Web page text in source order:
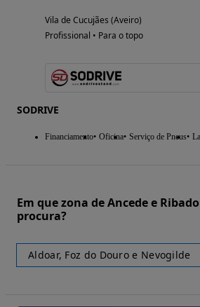
Vila de Cucujães (Aveiro)
Profissional • Para o topo
SODRIVE
Financiamento Oficina Serviço de Pneus
Em que zona de Ancede e
procura?
Aldoar, Foz do Douro e Nevogilde